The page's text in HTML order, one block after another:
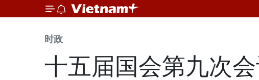
时政
十五届国会第九次